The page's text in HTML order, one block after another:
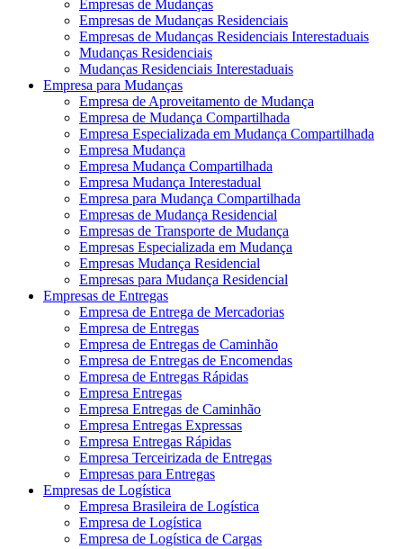
Empresas de Mudanças
Empresas de Mudanças Residenciais
Empresas de Mudanças Residenciais Interestaduais
Mudanças Residenciais
Mudanças Residenciais Interestaduais
Empresa para Mudanças
Empresa de Aproveitamento de Mudança
Empresa de Mudança Compartilhada
Empresa Especializada em Mudança Compartilhada
Empresa Mudança
Empresa Mudança Compartilhada
Empresa Mudança Interestadual
Empresa para Mudança Compartilhada
Empresas de Mudança Residencial
Empresas de Transporte de Mudança
Empresas Especializada em Mudança
Empresas Mudança Residencial
Empresas para Mudança Residencial
Empresas de Entregas
Empresa de Entrega de Mercadorias
Empresa de Entregas
Empresa de Entregas de Caminhão
Empresa de Entregas de Encomendas
Empresa de Entregas Rápidas
Empresa Entregas
Empresa Entregas de Caminhão
Empresa Entregas Expressas
Empresa Entregas Rápidas
Empresa Terceirizada de Entregas
Empresas para Entregas
Empresas de Logística
Empresa Brasileira de Logística
Empresa de Logística
Empresa de Logística de Cargas